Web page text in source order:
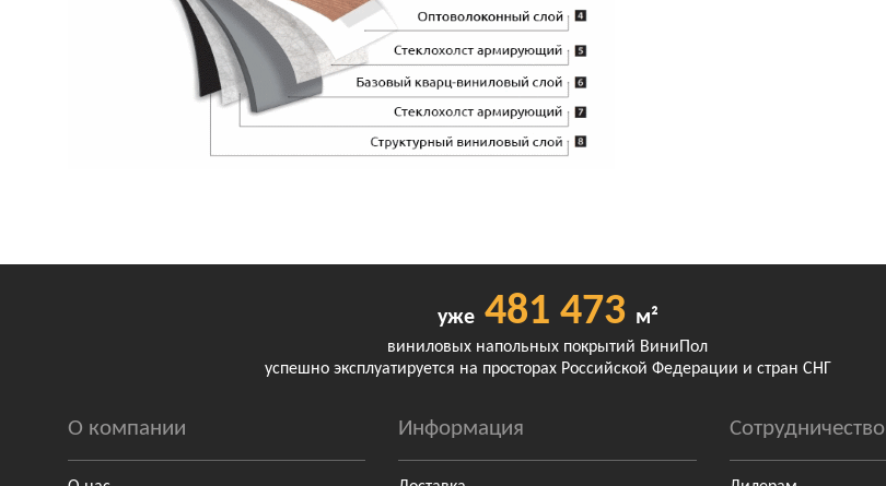
уже481 473 м²
виниловых напольных покрытий ВиниПол
успешно эксплуатируется на просторах Российской Федерации и стран СНГ
О компании Информация Сотрудничество